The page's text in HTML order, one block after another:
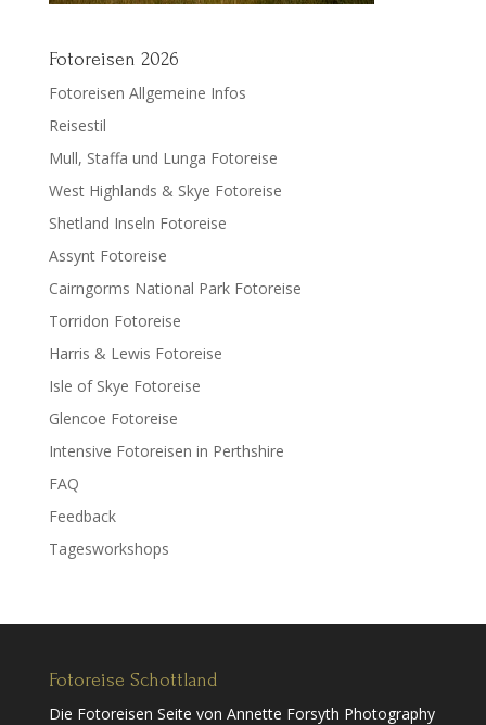
Fotoreisen 2026
Fotoreisen Allgemeine Infos
Reisestil
Mull, Staffa und Lunga Fotoreise
West Highlands & Skye Fotoreise
Shetland Inseln Fotoreise
Assynt Fotoreise
Cairngorms National Park Fotoreise
Torridon Fotoreise
Harris & Lewis Fotoreise
Isle of Skye Fotoreise
Glencoe Fotoreise
Intensive Fotoreisen in Perthshire
FAQ
Feedback
Tagesworkshops
Fotoreise Schottland
Die Fotoreisen Seite von Annette Forsyth Photography